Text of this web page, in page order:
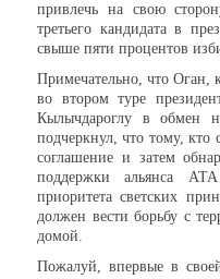
привлечь на свою
третьего кандидата в
свыше пяти процентов
Примечательно, что Оган,
во втором туре
Кылычдароглу в обмен
подчеркнул, что тому, кто
соглашение и затем
поддержки альянса АТА
приоритета светских
должен вести борьбу с
домой.
Пожалуй, впервые в